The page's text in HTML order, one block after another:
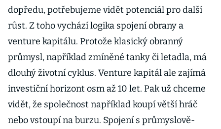
dopředu, potřebujeme vidět potenciál pro další
růst. Z toho vychází logika spojení obrany a
venture kapitálu. Protože klasický obranný
průmysl, například zmíněné tanky či letadla, má
dlouhý životní cyklus. Venture kapitál ale zajímá
investiční horizont osm až 10 let. Pak už chceme
vidět, že společnost například koupí větší hráč
nebo vstoupí na burzu. Spojení s průmyslově-